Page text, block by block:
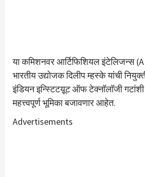
या कमिशनवर आर्टिफिशियल इंटेलिजन्स
भारतीय उद्योजक दिलीप म्हस्के यांची
इंडियन इन्स्टिटय़ूट ऑफ टेक्नॉलॉजी
महत्त्वपूर्ण भूमिका बजावणार आहेत.
Advertisements